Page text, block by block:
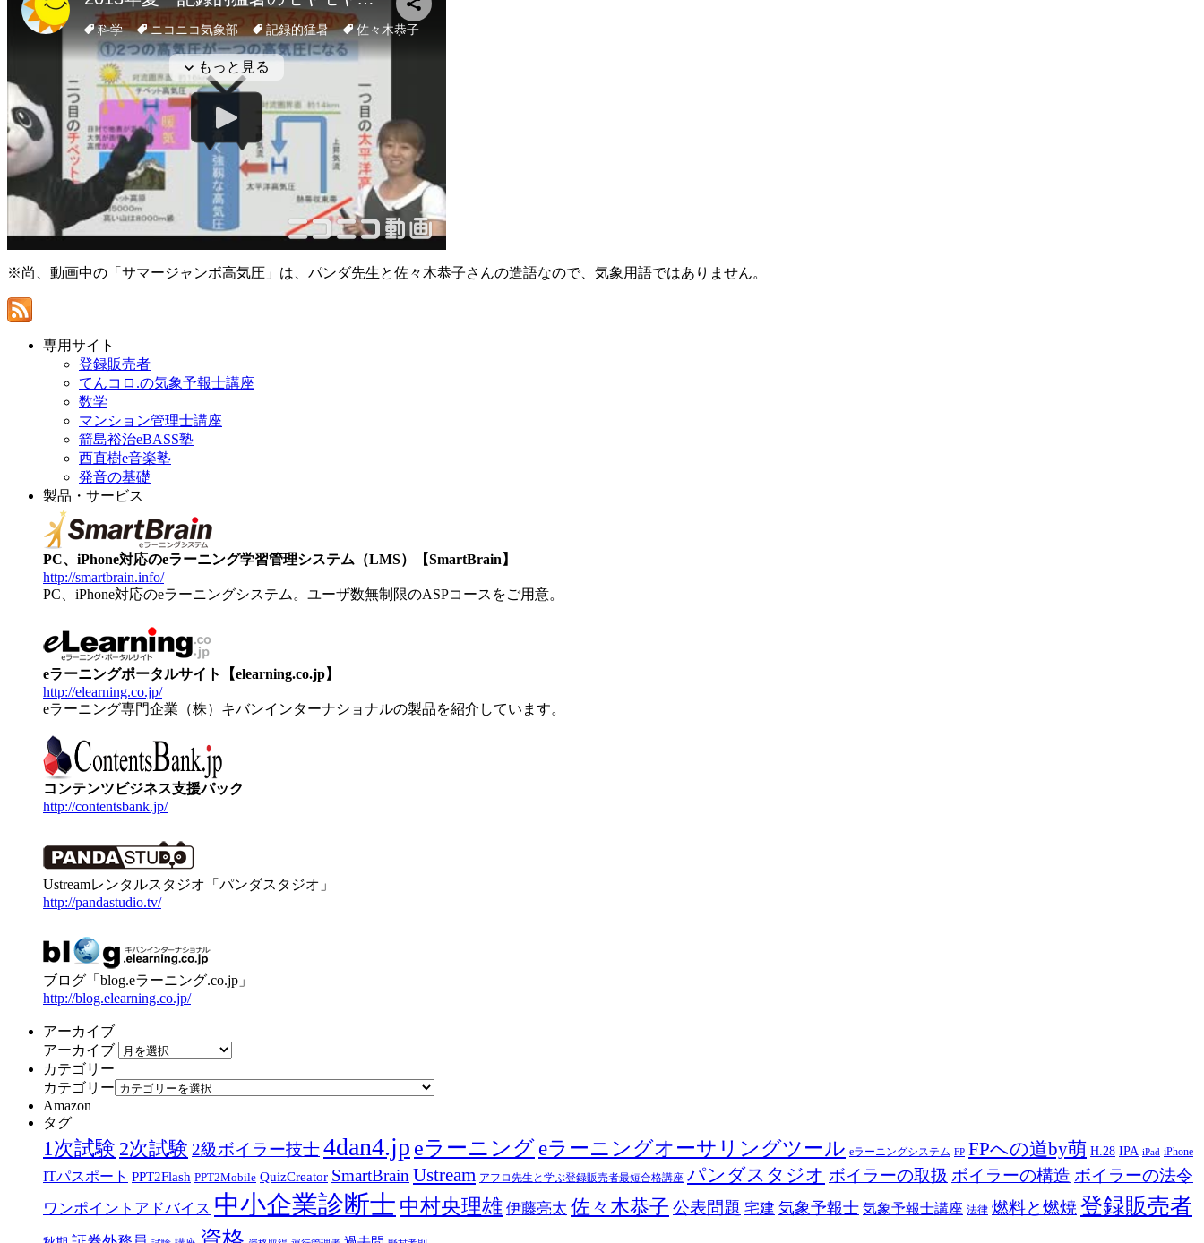
※尚、動画中の「サマージャンボ高気圧」は、パンダ先生と佐々木恭子さんの造語なので、気象用語ではありません。
専用サイト
登録販売者
てんコロ.の気象予報士講座
数学
マンション管理士講座
箭島裕治eBASS塾
西直樹e音楽塾
発音の基礎
製品・サービス
PC、iPhone対応のeラーニング学習管理システム（LMS）【SmartBrain】
http://smartbrain.info/
PC、iPhone対応のeラーニングシステム。ユーザ数無制限のASPコースをご用意。
eラーニングポータルサイト【elearning.co.jp】
http://elearning.co.jp/
eラーニング専門企業（株）キバンインターナショナルの製品を紹介しています。
コンテンツビジネス支援パック
http://contentsbank.jp/
Ustreamレンタルスタジオ「パンダスタジオ」
http://pandastudio.tv/
ブログ「blog.eラーニング.co.jp」
http://blog.elearning.co.jp/
アーカイブ
アーカイブ
カテゴリー
カテゴリー
Amazon
タグ
1次試験 2次試験 2級ボイラー技士4dan4.jp eラーニング eラーニングオーサリングツール eラーニングシステム FP FPへの道by萌 H.28 IPA iPad iPhone
ITパスポート PPT2Flash PPT2Mobile QuizCreator SmartBrain Ustream アフロ先生と学ぶ登録販売者最短合格講座 パンダスタジオ ボイラーの取扱 ボイラーの構造 ボイラーの法令
ワンポイントアドバイス 中小企業診断士 中村央理雄 伊藤亮太 佐々木恭子 公表問題 宅建 気象予報士 気象予報士講座 法律 燃料と燃焼 登録販売者